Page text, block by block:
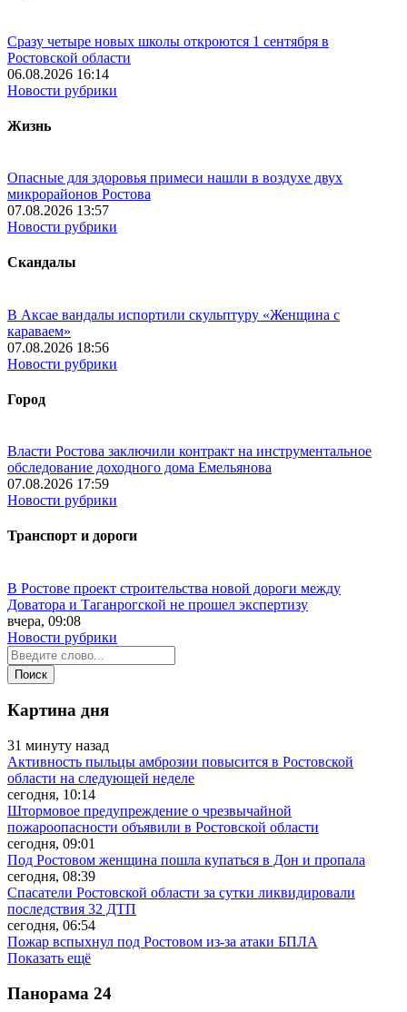
Сразу четыре новых школы откроются 1 сентября в
Ростовской области
06.08.2026 16:14
Новости рубрики
Жизнь
Опасные для здоровья примеси нашли в воздухе двух
микрорайонов Ростова
07.08.2026 13:57
Новости рубрики
Скандалы
В Аксае вандалы испортили скульптуру «Женщина с
караваем»
07.08.2026 18:56
Новости рубрики
Город
Власти Ростова заключили контракт на инструментальное
обследование доходного дома Емельянова
07.08.2026 17:59
Новости рубрики
Транспорт и дороги
В Ростове проект строительства новой дороги между
Доватора и Таганрогской не прошел экспертизу
вчера, 09:08
Новости рубрики
Картина дня
31 минуту назад
Активность пыльцы амброзии повысится в Ростовской
области на следующей неделе
сегодня, 10:14
Штормовое предупреждение о чрезвычайной
пожароопасности объявили в Ростовской области
сегодня, 09:01
Под Ростовом женщина пошла купаться в Дон и пропала
сегодня, 08:39
Спасатели Ростовской области за сутки ликвидировали
последствия 32 ДТП
сегодня, 06:54
Пожар вспыхнул под Ростовом из-за атаки БПЛА
Показать ещё
Панорама 24